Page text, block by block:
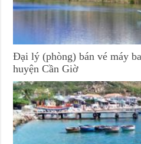
Đại lý (phòng) bán vé máy
huyện Cần Giờ